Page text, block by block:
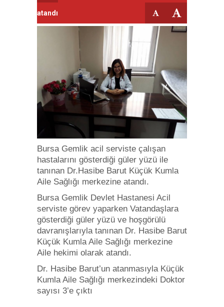
atandı
Bursa Gemlik acil serviste çalışan
hastalarını gösterdiği güler yüzü ile
tanınan Dr.Hasibe Barut Küçük Kumla
Aile Sağlığı merkezine atandı.
Bursa Gemlik Devlet Hastanesi Acil
serviste görev yaparken Vatandaşlara
gösterdiği güler yüzü ve hoşgörülü
davranışlarıyla tanınan Dr. Hasibe Barut
Küçük Kumla Aile Sağlığı merkezine
Aile hekimi olarak atandı.
Dr. Hasibe Barut’un atanmasıyla Küçük
Kumla Aile Sağlığı merkezindeki Doktor
sayısı 3’e çıktı